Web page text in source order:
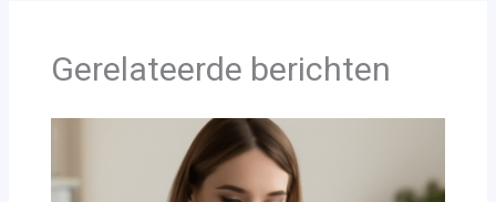
Gerelateerde berichten